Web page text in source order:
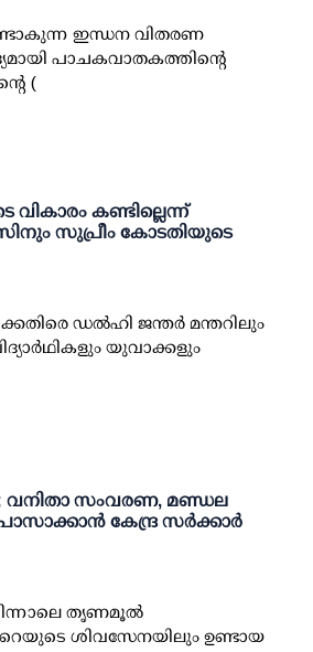
ഇന്ധന വിതരണ
പാചകവാതകത്തിന്റെ
(
കണ്ടില്ലെന്ന്
സുപ്രീം കോടതിയുടെ
ഡല്‍ഹി ജന്തര്‍ മന്തറിലും
യുവാക്കളും
സംവരണ, മണ്ഡല
കേന്ദ്ര സര്‍ക്കാര്‍
തൃണമൂല്‍
ശിവസേനയിലും ഉണ്ടായ